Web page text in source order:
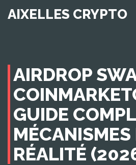
AIXELLES CRYPTO
AIRDROP
GUIDE
MÉCANISMES
RÉALITÉ